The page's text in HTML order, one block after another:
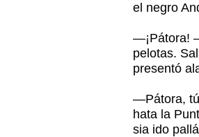
el negro
—¡Pátora!
pelotas.
presentó
—Pátora, tú
hata la
sia ido